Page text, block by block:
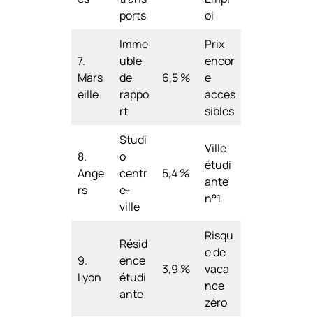
ports
oi
7.
Mars
eille
Imme
uble
de
rappo
rt
6,5 %
Prix
encor
e
acces
sibles
8.
Ange
rs
Studi
o
centr
e-
ville
5,4 %
Ville
étudi
ante
n°1
9.
Lyon
Résid
ence
étudi
ante
3,9 %
Risqu
e de
vaca
nce
zéro